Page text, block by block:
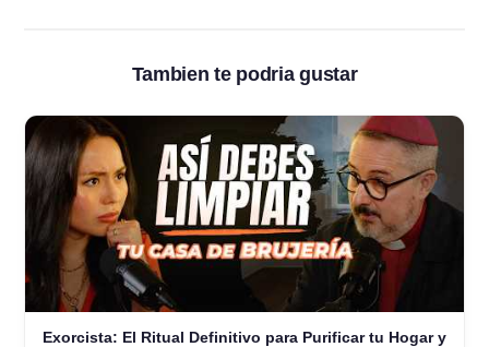
Tambien te podria gustar
Exorcista: El Ritual Definitivo para Purificar tu Hogar y